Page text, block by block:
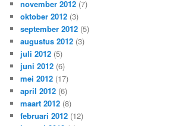
november 2012 (7)
oktober 2012 (3)
september 2012 (5)
augustus 2012 (3)
juli 2012 (5)
juni 2012 (6)
mei 2012 (17)
april 2012 (6)
maart 2012 (8)
februari 2012 (12)